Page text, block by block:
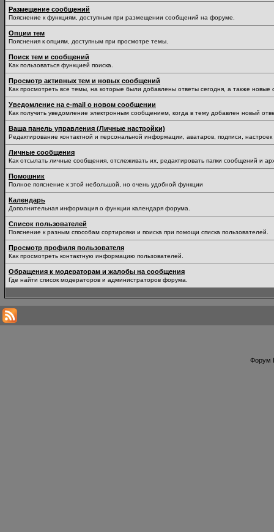
Размещение сообщений
Пояснение к функциям, доступным при размещении сообщений на форуме.
Опции тем
Пояснения к опциям, доступным при просмотре темы.
Поиск тем и сообщений
Как пользоваться функцией поиска.
Просмотр активных тем и новых сообщений
Как просмотреть все темы, на которые были добавлены ответы сегодня, а также
Уведомление на е-mail о новом сообщении
Как получить уведомление электронным сообщением, когда в тему добавлен новый
Ваша панель управления (Личные настройки)
Редактирование контактной и персональной информации, аватаров, подписи,
Личные сообщения
Как отсылать личные сообщения, отслеживать их, редактировать папки сообщений и
Помошник
Полное пояснение к этой небольшой, но очень удобной функции
Календарь
Дополнительная информация о функции календаря форума.
Список пользователей
Пояснение к разным способам сортировки и поиска при помощи списка пользователей.
Просмотр профиля пользователя
Как просмотреть контактную информацию пользователей.
Обращения к модераторам и жалобы на сообщения
Где найти список модераторов и администраторов форума.
Форум